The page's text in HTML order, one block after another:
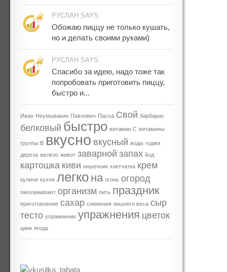
РУСЛАН SAYS:
Обожаю пиццу не только кушать,
но и делать своими руками)
РУСЛАН SAYS:
Спасибо за идею, надо тоже так
попробовать приготовить пиццу,
быстро и...
Иван Неумывакин Павлович Пасха Свой барбарис
белковый быстро витамин С витамины
группы В вкусно вкусный воды годжи
дереза железо живот заварной запах йод
картошка киви кишечник клетчатка крем
куличи кухня легко на огонь огород
омолаживают организм пить праздник
приготовление сахар снижения лишнего веса сыр
тесто упражнение упражнения цветок
цинк ягода